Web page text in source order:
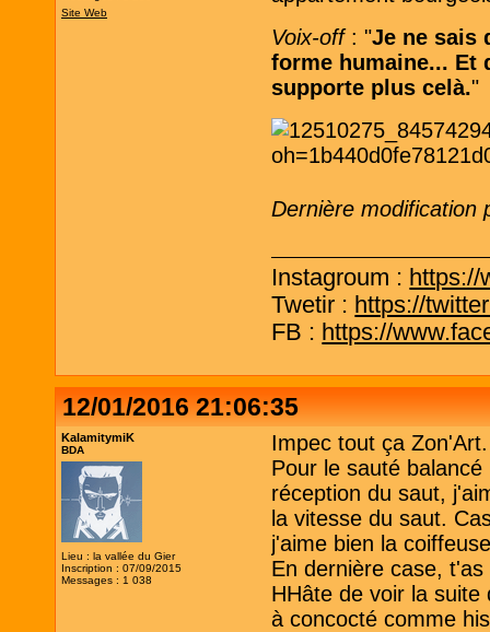
Site Web
Voix-off: "Je ne sais
forme humaine... Et
supporte plus celà."
Dernière modification
Instagroum : https://
Twetir : https://
FB : https://
12/01/2016 21:06:35
KalamitymiK
BDA
Lieu : la vallée du Gier
Inscription : 07/09/2015
Messages : 1 038
Impec tout ça Zon'Art.
Pour le sauté
réception du saut,
la vitesse du saut.
j'aime bien la
En dernière case,
HHâte de voir la
à concocté comme